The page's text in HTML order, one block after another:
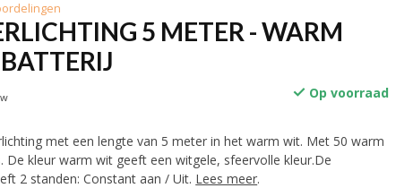
5 METER - WARM
Op voorraad
met een lengte van 5 meter in het warm wit. Met 50 warm
De kleur warm wit geeft een witgele, sfeervolle kleur.De
2 standen: Constant aan / Uit. Lees meer.